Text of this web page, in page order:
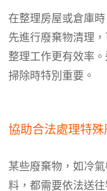
在整理房屋或倉庫
先進行廢棄物清理
整理工作更有效率
掃除時特別重要。
協助合法處理特殊
某些廢棄物，如冷
料，都需要依法送